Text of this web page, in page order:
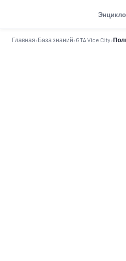
Главная›База знаний›GTA Vice City›